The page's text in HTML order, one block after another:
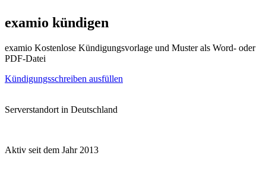
examio kündigen
examio Kostenlose Kündigungsvorlage und Muster als Word- oder
PDF-Datei
Kündigungsschreiben ausfüllen
Serverstandort in Deutschland
Aktiv seit dem Jahr 2013